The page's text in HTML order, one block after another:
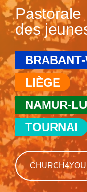
Pastorale
des
LIÈGE
NAMUR-
TOURNAI
CHURCH4YOU